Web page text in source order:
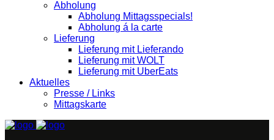
Abholung
Abholung Mittagsspecials!
Abholung á la carte
Lieferung
Lieferung mit Lieferando
Lieferung mit WOLT
Lieferung mit UberEats
Aktuelles
Presse / Links
Mittagskarte